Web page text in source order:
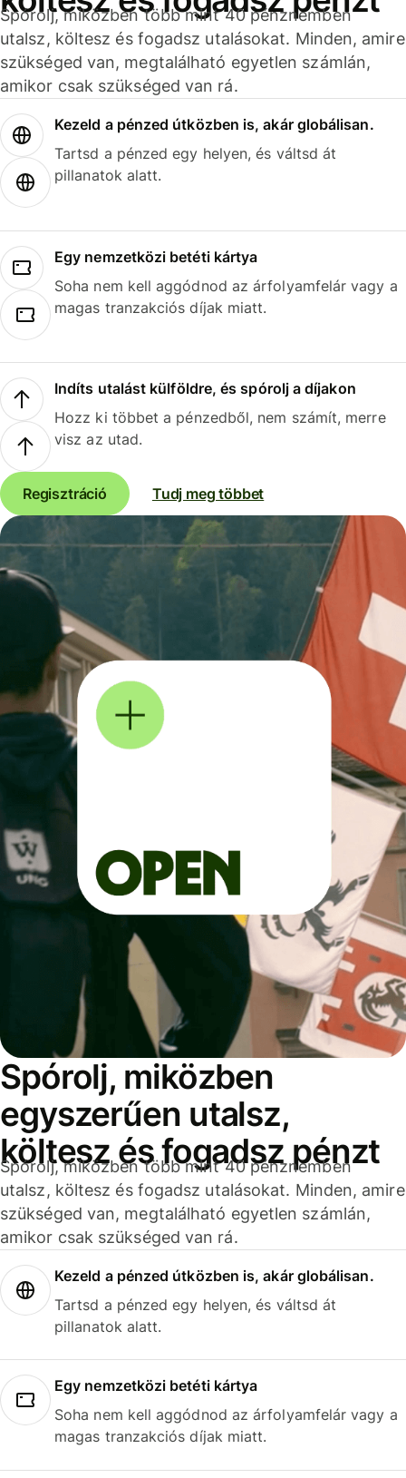
Spórolj, miközben több mint 40 pénznemben
utalsz, költesz és fogadsz utalásokat. Minden, amire
szükséged van, megtalálható egyetlen számlán,
amikor csak szükséged van rá.
Kezeld a pénzed útközben is, akár globálisan.
Tartsd a pénzed egy helyen, és váltsd át
pillanatok alatt.
Egy nemzetközi betéti kártya
Soha nem kell aggódnod az árfolyamfelár vagy a
magas tranzakciós díjak miatt.
Indíts utalást külföldre, és spórolj a díjakon
Hozz ki többet a pénzedből, nem számít, merre
visz az utad.
Regisztráció Tudj meg többet
Spórolj, miközben
egyszerűen utalsz,
költesz és fogadsz pénzt
Spórolj, miközben több mint 40 pénznemben
utalsz, költesz és fogadsz utalásokat. Minden, amire
szükséged van, megtalálható egyetlen számlán,
amikor csak szükséged van rá.
Kezeld a pénzed útközben is, akár globálisan.
Tartsd a pénzed egy helyen, és váltsd át
pillanatok alatt.
Egy nemzetközi betéti kártya
Soha nem kell aggódnod az árfolyamfelár vagy a
magas tranzakciós díjak miatt.